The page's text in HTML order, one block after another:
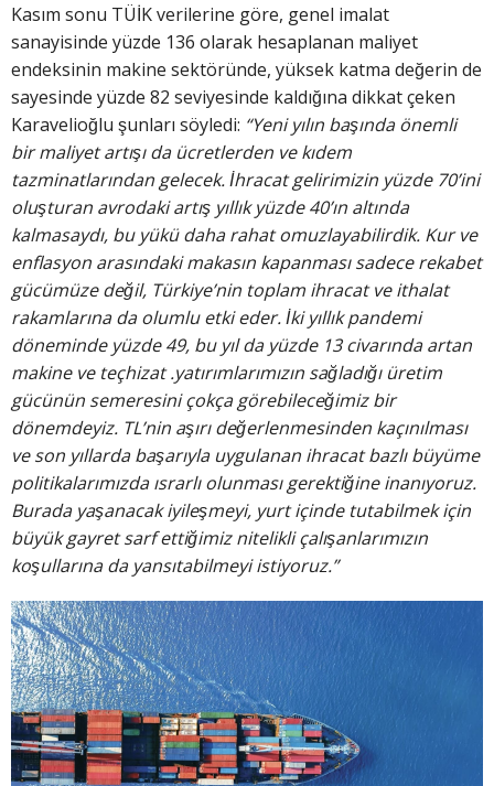
Kasım sonu TÜİK verilerine göre, genel imalat
sanayisinde yüzde 136 olarak hesaplanan maliyet
endeksinin makine sektöründe, yüksek katma değerin de
sayesinde yüzde 82 seviyesinde kaldığına dikkat çeken
Karavelioğlu şunları söyledi: “Yeni yılın başında önemli
bir maliyet artışı da ücretlerden ve kıdem
tazminatlarından gelecek. İhracat gelirimizin yüzde 70’ini
oluşturan avrodaki artış yıllık yüzde 40’ın altında
kalmasaydı, bu yükü daha rahat omuzlayabilirdik. Kur ve
enflasyon arasındaki makasın kapanması sadece rekabet
gücümüze değil, Türkiye’nin toplam ihracat ve ithalat
rakamlarına da olumlu etki eder. İki yıllık pandemi
döneminde yüzde 49, bu yıl da yüzde 13 civarında artan
makine ve teçhizat .yatırımlarımızın sağladığı üretim
gücünün semeresini çokça görebileceğimiz bir
dönemdeyiz. TL’nin aşırı değerlenmesinden kaçınılması
ve son yıllarda başarıyla uygulanan ihracat bazlı büyüme
politikalarımızda ısrarlı olunması gerektiğine inanıyoruz.
Burada yaşanacak iyileşmeyi, yurt içinde tutabilmek için
büyük gayret sarf ettiğimiz nitelikli çalışanlarımızın
koşullarına da yansıtabilmeyi istiyoruz.”